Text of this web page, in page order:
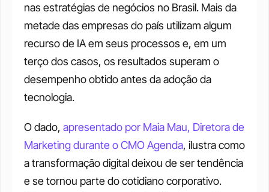
nas estratégias de negócios no Brasil. Mais da
metade das empresas do país utilizam algum
recurso de IA em seus processos e, em um
terço dos casos, os resultados superam o
desempenho obtido antes da adoção da
tecnologia.
O dado, apresentado por Maia Mau, Diretora de
Marketing durante o CMO Agenda, ilustra como
a transformação digital deixou de ser tendência
e se tornou parte do cotidiano corporativo.